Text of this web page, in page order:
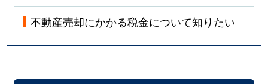
不動産売却にかかる税金について知りたい